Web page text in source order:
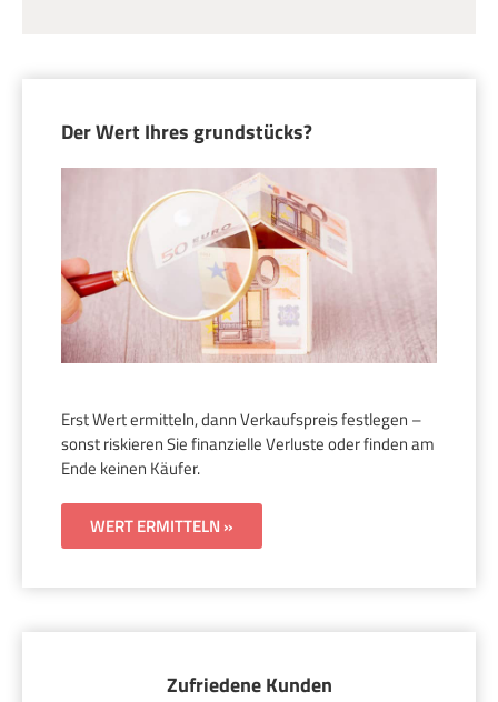
Der Wert Ihres grundstücks?
Erst Wert ermitteln, dann Verkaufspreis festlegen –
sonst riskieren Sie finanzielle Verluste oder finden am
Ende keinen Käufer.
WERT ERMITTELN »
Zufriedene Kunden